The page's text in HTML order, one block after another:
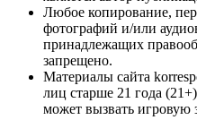
Любое копирование,
фотографий и/или
принадлежащих
запрещено.
Материалы сайта
лиц старше 21 года
может вызвать игровую